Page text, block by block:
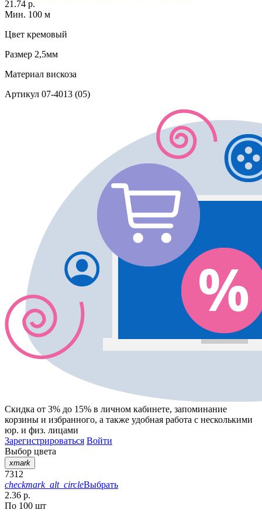
21.74 р.
Мин. 100 м
Цвет кремовый
Размер 2,5мм
Материал вискоза
Артикул 07-4013 (05)
Скидка от 3% до 15% в личном кабинете, запоминание
корзины и избранного, а также удобная работа с несколькими
юр. и физ. лицами
Зарегистрироваться Войти
Выбор цвета
xmark
7312
checkmark_alt_circleВыбрать
2.36 р.
По 100 шт